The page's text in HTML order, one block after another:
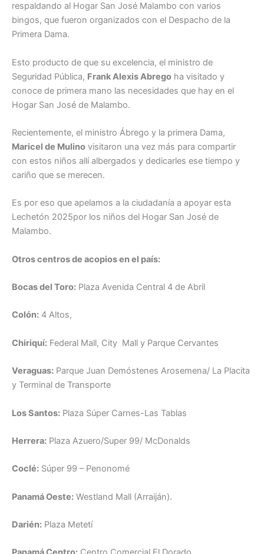
respaldando al Hogar San José Malambo con varios
bingos, que fueron organizados con el Despacho de la
Primera Dama.
Esto producto de que su excelencia, el ministro de
Seguridad Pública, Frank Alexis Abrego ha visitado y
conoce de primera mano las necesidades que hay en el
Hogar San José de Malambo.
Recientemente, el ministro Ábrego y la primera Dama,
Maricel de Mulino visitaron una vez más para compartir
con estos niños allí albergados y dedicarles ese tiempo y
cariño que se merecen.
Es por eso que apelamos a la ciudadanía a apoyar esta
Lechetón 2025por los niños del Hogar San José de
Malambo.
Otros centros de acopios en el país:
Bocas del Toro: Plaza Avenida Central 4 de Abril
Colón: 4 Altos,
Chiriquí: Federal Mall, City Mall y Parque Cervantes
Veraguas: Parque Juan Demóstenes Arosemena/ La Placita
y Terminal de Transporte
Los Santos: Plaza Súper Carnes-Las Tablas
Herrera: Plaza Azuero/Super 99/ McDonalds
Coclé: Súper 99 – Penonomé
Panamá Oeste: Westland Mall (Arraiján).
Darién: Plaza Metetí